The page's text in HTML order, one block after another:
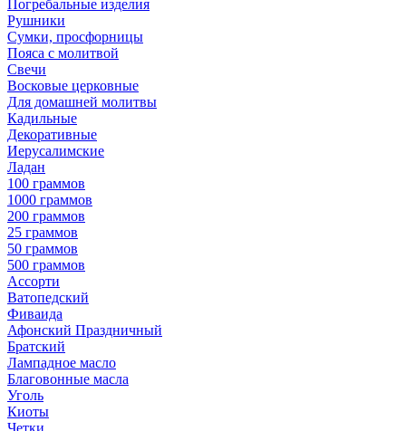
Погребальные изделия
Рушники
Сумки, просфорницы
Пояса с молитвой
Свечи
Восковые церковные
Для домашней молитвы
Кадильные
Декоративные
Иерусалимские
Ладан
100 граммов
1000 граммов
200 граммов
25 граммов
50 граммов
500 граммов
Ассорти
Ватопедский
Фиваида
Афонский Праздничный
Братский
Лампадное масло
Благовонные масла
Уголь
Киоты
Четки